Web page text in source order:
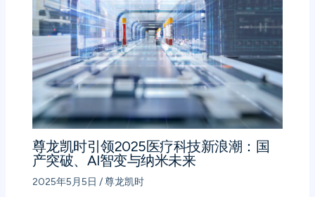
尊龙凯时引领2025医疗科技新浪潮：国
产突破、AI智变与纳米未来
2025年5月5日 /尊龙凯时